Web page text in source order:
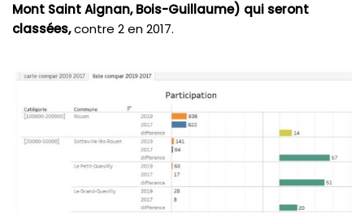
Mont Saint Aignan, Bois-Guillaume) qui seront
classées,contre 2 en 2017.